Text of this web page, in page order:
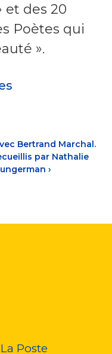
et des 20
Poètes qui
».
Bertrand Marchal.
par Nathalie
›
Poste